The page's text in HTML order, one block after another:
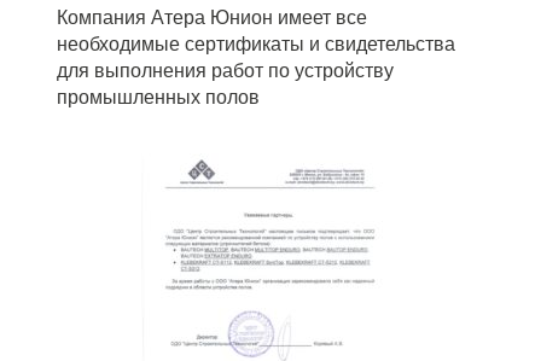
Компания Атера Юнион имеет все
необходимые сертификаты и свидетельства
для выполнения работ по устройству
промышленных полов